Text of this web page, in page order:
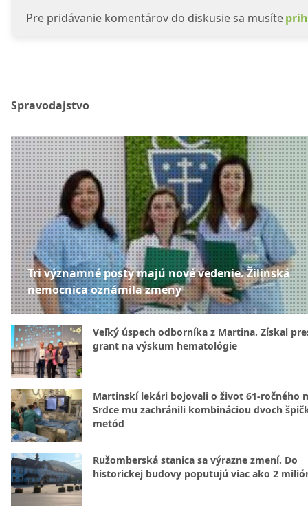
Pre pridávanie komentárov do diskusie sa musíte
Spravodajstvo
Tri významné posty majú nové vedenie. Žilinská
nemocnica oznámila zmeny
Veľký úspech odborníka z Martina. Získal
grant na výskum hematológie
Martinskí lekári bojovali o život 61-ročného
Srdce mu zachránili kombináciou dvoch
metód
Ružomberská stanica sa výrazne zmení. Do
historickej budovy poputujú viac ako 2